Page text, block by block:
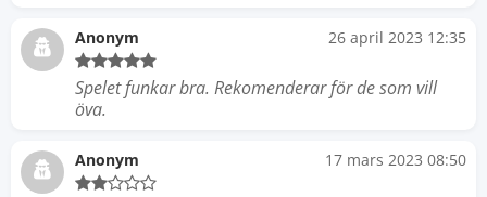
Anonym 26 april 2023 12:35
Spelet funkar bra. Rekomenderar för de som vill
öva.
Anonym 17 mars 2023 08:50